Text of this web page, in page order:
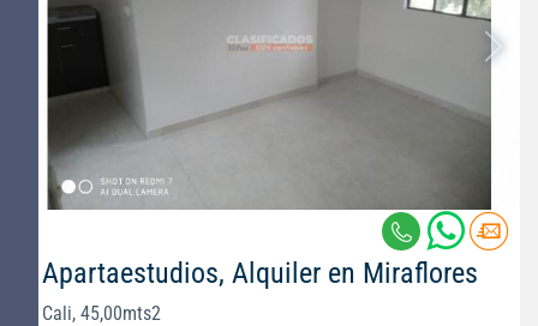
Apartaestudios, Alquiler en Miraflores
Cali, 45,00mts2